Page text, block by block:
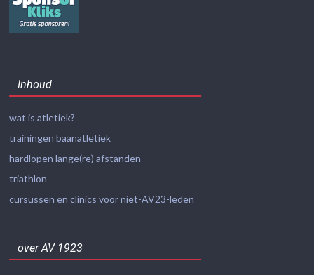
Inhoud
wat is atletiek?
trainingen baanatletiek
hardlopen lange(re) afstanden
triathlon
cursussen en clinics voor niet-AV23-leden
over AV 1923